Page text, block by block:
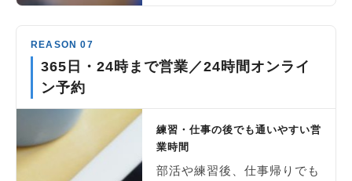
REASON 07
365日・24時まで営業／24時間オンライ
ン予約
練習・仕事の後でも通いやすい営
業時間
部活や練習後、仕事帰りでも